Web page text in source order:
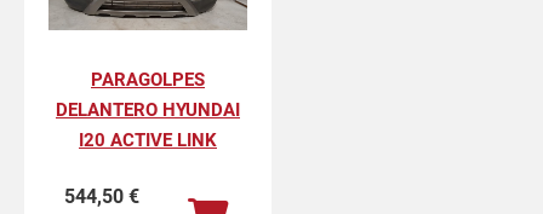
PARAGOLPES
DELANTERO HYUNDAI
I20 ACTIVE LINK
544,50 €